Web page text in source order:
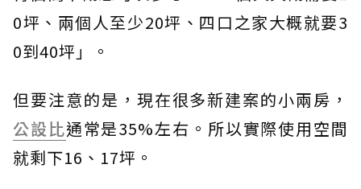
0坪、兩個人至少20坪、四口之家大概就要3
0到40坪」。
但要注意的是，現在很多新建案的小兩房，
公設比通常是35%左右。所以實際使用空間
就剩下16、17坪。